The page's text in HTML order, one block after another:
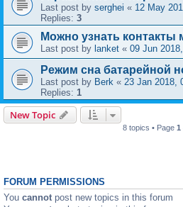
Last post by serghei « 12 May
Replies: 3
Можно узнать контакты
Last post by lanket « 09 Jun
Режим сна батарейной
Last post by Berk « 23 Jan 2018,
Replies: 1
New Topic
8 topics • Page 1
FORUM PERMISSIONS
You cannot post new topics in this forum